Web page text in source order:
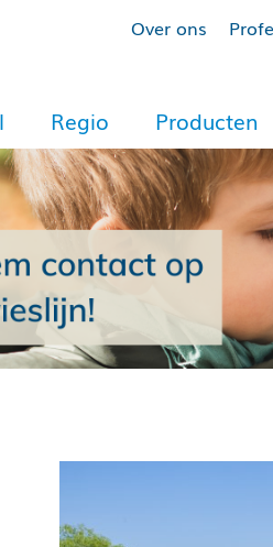
Over ons
Regio Producten